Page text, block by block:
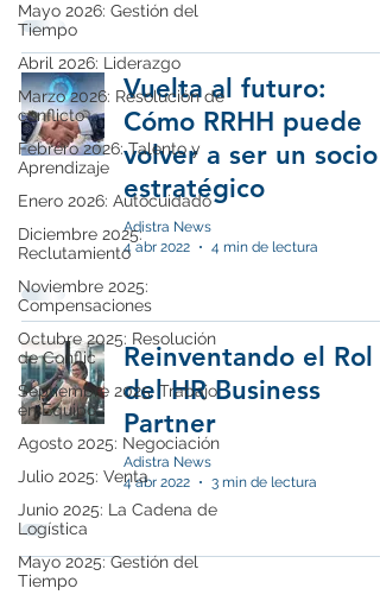
Mayo 2026: Gestión del
Tiempo
Abril 2026: Liderazgo
Marzo 2026: Resolución de
conflicto
Febrero 2026: Talento y
Aprendizaje
Enero 2026: Autocuidado
Diciembre 2025:
Reclutamiento
Noviembre 2025:
Compensaciones
Octubre 2025: Resolución
de Conflic
Septiembre 2025: Trabajo
en Equipo
Agosto 2025: Negociación
Julio 2025: Venta
Junio 2025: La Cadena de
Logística
Mayo 2025: Gestión del
Tiempo
Vuelta al futuro:
Cómo RRHH puede
volver a ser un socio
estratégico
Adistra News
4 abr 2022
4 min de lectura
Reinventando el Rol
del HR Business
Partner
Adistra News
4 abr 2022
3 min de lectura